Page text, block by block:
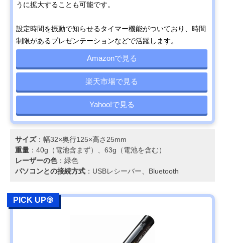
うに拡大することも可能です。
設定時間を振動で知らせるタイマー機能がついており、時間
制限があるプレゼンテーションなどで活躍します。
Amazonで見る
楽天市場で見る
Yahoo!で見る
サイズ：幅32×奥行125×高さ25mm
重量 ：40g（電池含まず）、63g（電池を含む）
レーザーの色：緑色
パソコンとの接続方式 ：USBレシーバー、Bluetooth
PICK UP⑨